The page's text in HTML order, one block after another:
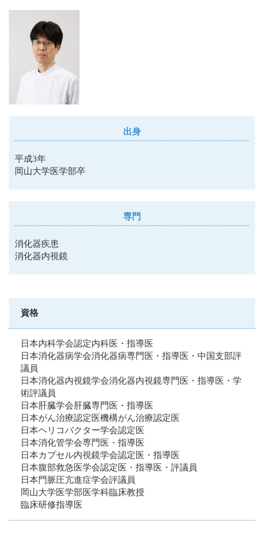
出身
平成3年
岡山大学医学部卒
専門
消化器疾患
消化器内視鏡
資格
日本内科学会認定内科医・指導医
日本消化器病学会消化器病専門医・指導医・中国支部評
議員
日本消化器内視鏡学会消化器内視鏡専門医・指導医・学
術評議員
日本肝臓学会肝臓専門医・指導医
日本がん治療認定医機構がん治療認定医
日本ヘリコバクター学会認定医
日本消化管学会専門医・指導医
日本カプセル内視鏡学会認定医・指導医
日本腹部救急医学会認定医・指導医・評議員
日本門脈圧亢進症学会評議員
岡山大学医学部医学科臨床教授
臨床研修指導医